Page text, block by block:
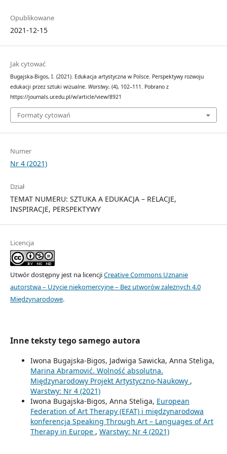
Opublikowane
2021-12-15
Jak cytować
Bugajska-Bigos, I. (2021). Edukacja artystyczna w Polsce. Perspektywy rozwoju
edukacji przez sztuki wizualne. Warstwy, (4), 102–111. Pobrano z
https://journals.ur.edu.pl/w/article/view/8921
Formaty cytowań
Numer
Nr 4 (2021)
Dział
TEMAT NUMERU: SZTUKA A EDUKACJA – RELACJE,
INSPIRACJE, PERSPEKTYWY
Licencja
Utwór dostępny jest na licencjiCreative Commons Uznanie
autorstwa – Użycie niekomercyjne – Bez utworów zależnych 4.0
Międzynarodowe.
Inne teksty tego samego autora
Iwona Bugajska-Bigos, Jadwiga Sawicka, Anna Steliga,
Marina Abramović. Wolność absolutna.
Międzynarodowy Projekt Artystyczno-Naukowy ,
Warstwy: Nr 4 (2021)
Iwona Bugajska-Bigos, Anna Steliga, European
Federation of Art Therapy (EFAT) i międzynarodowa
konferencja Speaking Through Art – Languages of Art
Therapy in Europe , Warstwy: Nr 4 (2021)